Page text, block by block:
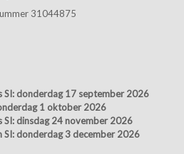
31044875
SI: donderdag 17 september 2026
1 oktober 2026
SI: dinsdag 24 november 2026
SI: donderdag 3 december 2026